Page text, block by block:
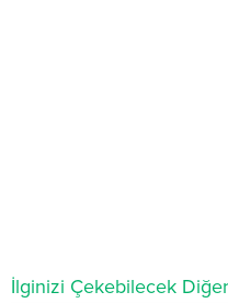
İlginizi Çekebilecek